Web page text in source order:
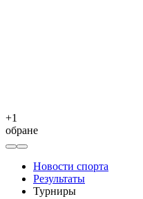
+1
обране
Новости спорта
Результаты
Турниры